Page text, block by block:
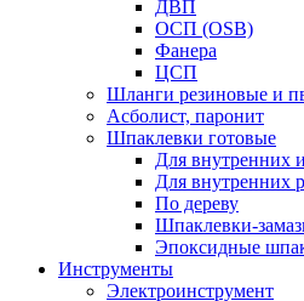
ДВП
ОСП (OSB)
Фанера
ЦСП
Шланги резиновые и
Асболист, паронит
Шпаклевки готовые
Для внутренних
Для внутренних
По дереву
Шпаклевки-
Эпоксидные
Инструменты
Электроинструмент